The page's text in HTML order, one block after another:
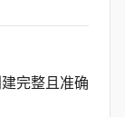
完整且准确